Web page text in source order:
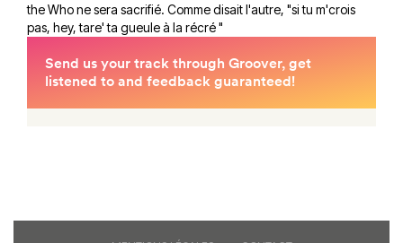
the Who ne sera sacrifié. Comme disait l'autre, "si tu m'crois
pas, hey, tare' ta gueule à la récré "